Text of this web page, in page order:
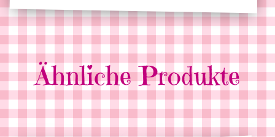
Ähnliche Produkte